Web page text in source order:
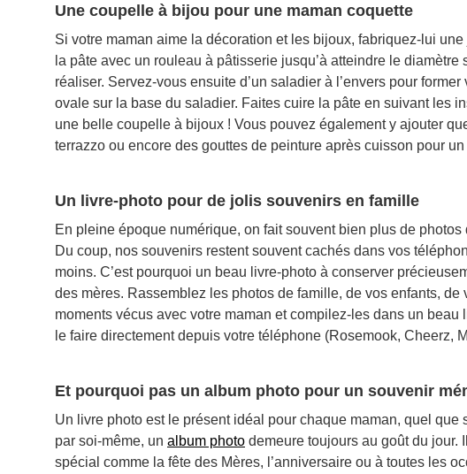
Une coupelle à bijou pour une maman coquette
Si votre maman aime la décoration et les bijoux, fabriquez-lui
la pâte avec un rouleau à pâtisserie jusqu’à atteindre le
réaliser. Servez-vous ensuite d’un saladier à l’envers pour
ovale sur la base du saladier. Faites cuire la pâte en suivant les
une belle coupelle à bijoux ! Vous pouvez également y ajouter
terrazzo ou encore des gouttes de peinture après cuisson pour un
Un livre-photo pour de jolis souvenirs en famille
En pleine époque numérique, on fait souvent bien plus de
Du coup, nos souvenirs restent souvent cachés dans vos
moins. C’est pourquoi un beau livre-photo à conserver
des mères. Rassemblez les photos de famille, de vos enfants,
moments vécus avec votre maman et compilez-les dans un
le faire directement depuis votre téléphone (Rosemook, Cheerz,
Et pourquoi pas un album photo pour un souvenir
Un livre photo est le présent idéal pour chaque maman, quel
par soi-même, un album photo demeure toujours au goût du jour.
spécial comme la fête des Mères, l’anniversaire ou à toutes les